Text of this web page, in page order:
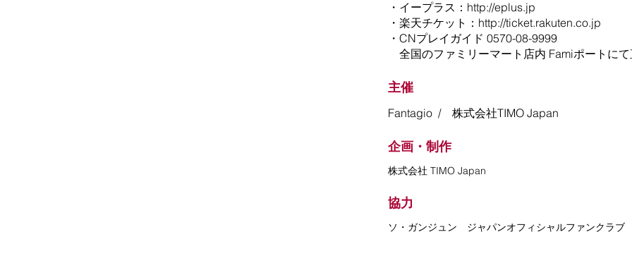
・イープラス： http://eplus.jp
・楽天チケット： http://ticket.rakuten.co.jp
・CNプレイガイド 0570-08-9999
全国のファミリーマート店内 Famiポートに
主催
Fantagio / 株式会社TIMO Japan
企画・制作
​株式会社 TIMO Japan
協力
ソ・ガンジュン ジャパンオフィシャルファンクラブ